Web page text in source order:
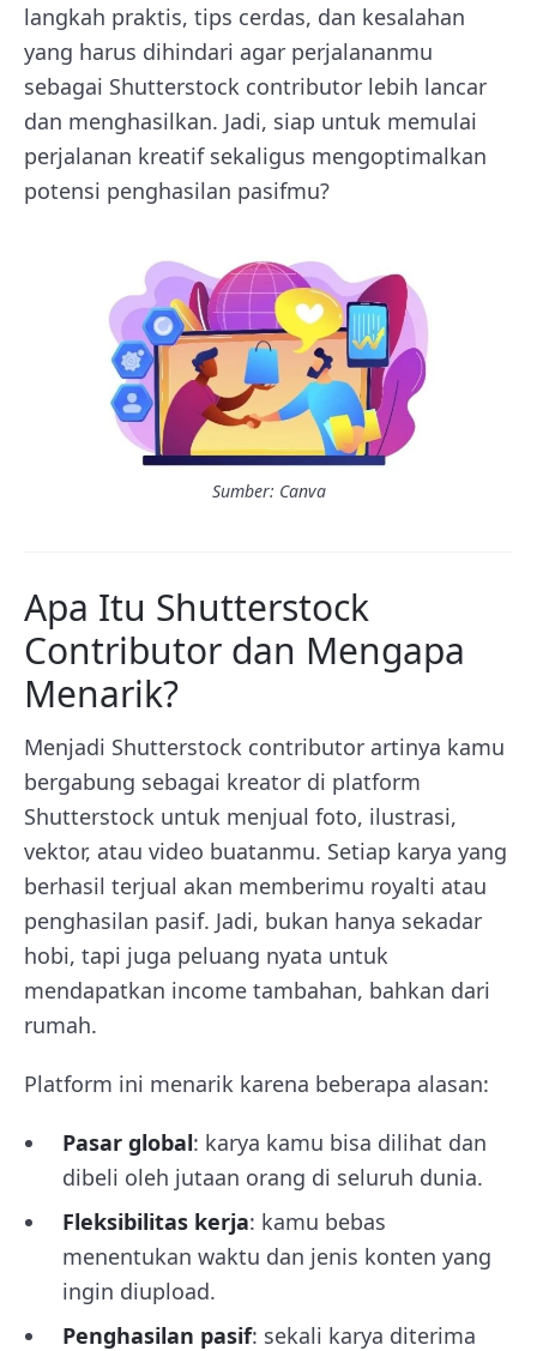
langkah praktis, tips cerdas, dan kesalahan
yang harus dihindari agar perjalananmu
sebagai Shutterstock contributor lebih lancar
dan menghasilkan. Jadi, siap untuk memulai
perjalanan kreatif sekaligus mengoptimalkan
potensi penghasilan pasifmu?
Sumber: Canva
Apa Itu Shutterstock
Contributor dan Mengapa
Menarik?
Menjadi Shutterstock contributor artinya kamu
bergabung sebagai kreator di platform
Shutterstock untuk menjual foto, ilustrasi,
vektor, atau video buatanmu. Setiap karya yang
berhasil terjual akan memberimu royalti atau
penghasilan pasif. Jadi, bukan hanya sekadar
hobi, tapi juga peluang nyata untuk
mendapatkan income tambahan, bahkan dari
rumah.
Platform ini menarik karena beberapa alasan:
Pasar global: karya kamu bisa dilihat dan
dibeli oleh jutaan orang di seluruh dunia.
Fleksibilitas kerja: kamu bebas
menentukan waktu dan jenis konten yang
ingin diupload.
Penghasilan pasif: sekali karya diterima